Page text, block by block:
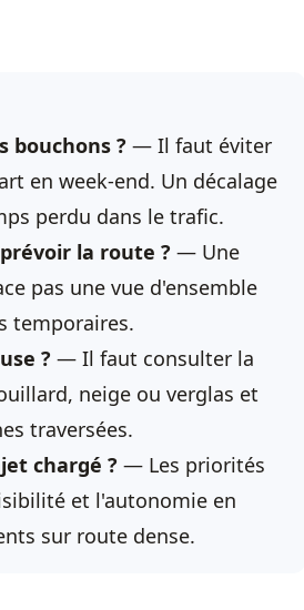
bouchons ? — Il faut éviter
en week-end. Un décalage
perdu dans le trafic.
la route ? — Une
pas une vue d'ensemble
temporaires.
? — Il faut consulter la
neige ou verglas et
traversées.
chargé ? — Les priorités
et l'autonomie en
sur route dense.